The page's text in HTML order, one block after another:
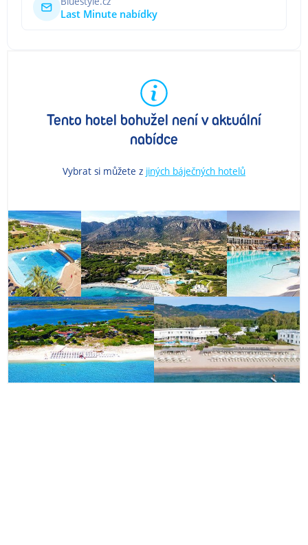
Last Minute nabídky
Tento hotel bohužel není v aktuální
nabídce
Vybrat si můžete z jiných báječných hotelů